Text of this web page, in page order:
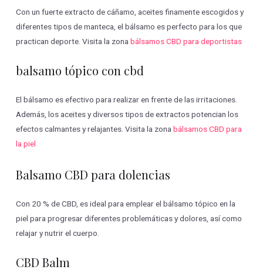
Con un fuerte extracto de cáñamo, aceites finamente escogidos y
diferentes tipos de manteca, el bálsamo es perfecto para los que
practican deporte. Visita la zonabálsamos CBD para deportistas
balsamo tópico con cbd
El bálsamo es efectivo para realizar en frente de las irritaciones.
Además, los aceites y diversos tipos de extractos potencian los
efectos calmantes y relajantes. Visita la zonabálsamos CBD para
la piel
Balsamo CBD para dolencias
Con 20 % de CBD, es ideal para emplear el bálsamo tópico en la
piel para progresar diferentes problemáticas y dolores, así como
relajar y nutrir el cuerpo.
CBD Balm